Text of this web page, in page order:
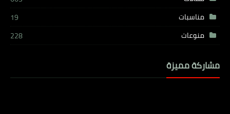
مناسبات
19
منوعات
228
مشاركة مميزة